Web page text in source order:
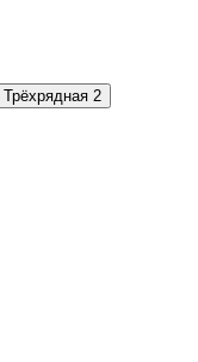
Трёхрядная 2